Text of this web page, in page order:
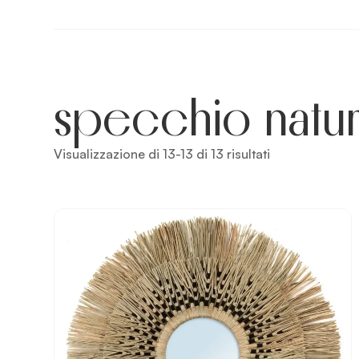
specchio
Visualizzazione di 13-13 di 13 risultati